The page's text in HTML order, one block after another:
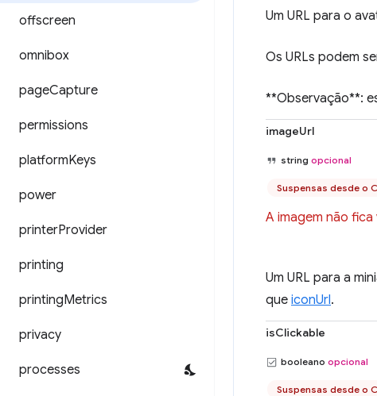
offscreen
omnibox
pageCapture
permissions
platformKeys
power
printerProvider
printing
printingMetrics
privacy
processes
Um URL para o
Os URLs podem
**Observação**:
imageUrl
string opcional
Suspensas desde o
A imagem não fica
Um URL para a
que iconUrl.
isClickable
booleano opcional
Suspensas desde o